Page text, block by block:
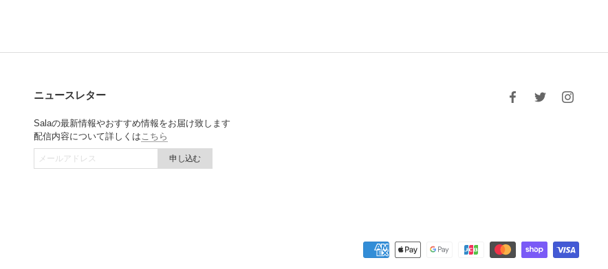
ニュースレター
Salaの最新情報やおすすめ情報をお届け致します
配信内容について詳しくはこちら
申し込む